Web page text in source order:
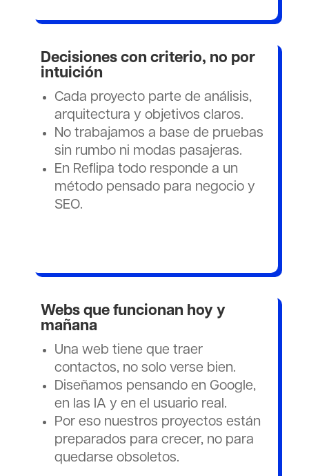
Decisiones con criterio, no por
intuición
Cada proyecto parte de análisis,
arquitectura y objetivos claros.
No trabajamos a base de pruebas
sin rumbo ni modas pasajeras.
En Reflipa todo responde a un
método pensado para negocio y
SEO.
Webs que funcionan hoy y
mañana
Una web tiene que traer
contactos, no solo verse bien.
Diseñamos pensando en Google,
en las IA y en el usuario real.
Por eso nuestros proyectos están
preparados para crecer, no para
quedarse obsoletos.